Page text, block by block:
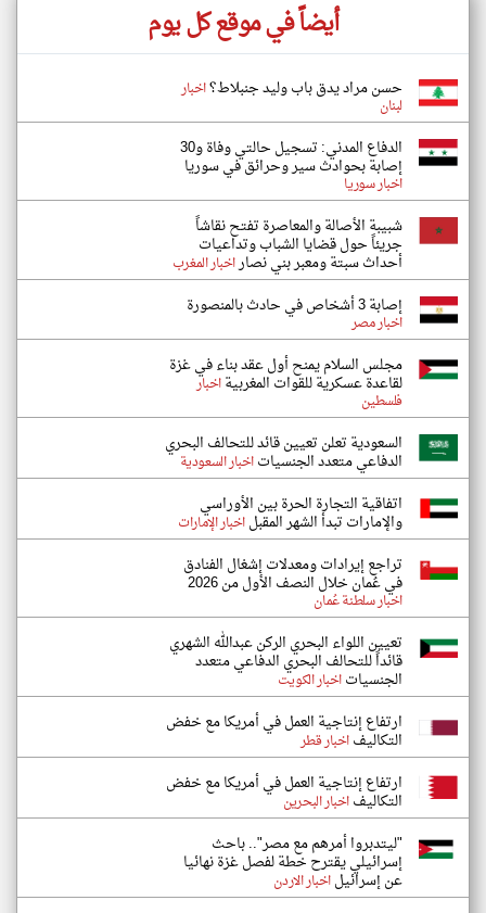
أيضاً في موقع كل يوم
حسن مراد يدق باب وليد جنبلاط؟اخبار
لبنان
الدفاع المدني: تسجيل حالتي وفاة و30
إصابة بحوادث سير وحرائق في سوريا
اخبار سوريا
شبيبة الأصالة والمعاصرة تفتح نقاشاً
جريئاً حول قضايا الشباب وتداعيات
أحداث سبتة ومعبر بني نصاراخبار المغرب
إصابة 3 أشخاص في حادث بالمنصورة
اخبار مصر
مجلس السلام يمنح أول عقد بناء في غزة
لقاعدة عسكرية للقوات المغربيةاخبار
فلسطين
السعودية تعلن تعيين قائد للتحالف البحري
الدفاعي متعدد الجنسياتاخبار السعودية
اتفاقية التجارة الحرة بين الأوراسي
والإمارات تبدأ الشهر المقبلاخبار الإمارات
تراجع إيرادات ومعدلات إشغال الفنادق
في عُمان خلال النصف الأول من 2026
اخبار سلطنة عُمان
تعيين اللواء البحري الركن عبدالله الشهري
قائداً للتحالف البحري الدفاعي متعدد
الجنسياتاخبار الكويت
ارتفاع إنتاجية العمل في أمريكا مع خفض
التكاليفاخبار قطر
ارتفاع إنتاجية العمل في أمريكا مع خفض
التكاليفاخبار البحرين
"ليتدبروا أمرهم مع مصر".. باحث
إسرائيلي يقترح خطة لفصل غزة نهائيا
عن إسرائيلاخبار الاردن